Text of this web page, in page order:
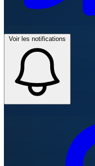
Voir les notifications